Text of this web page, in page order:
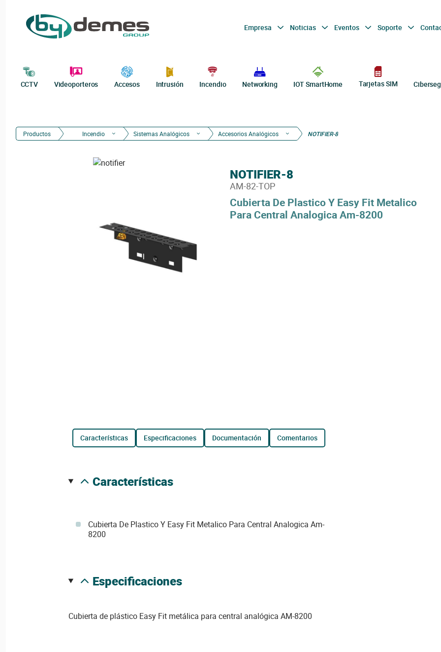
Empresa Noticias Eventos Soporte
CCTV Videoporteros Accesos Intrusión Incendio Networking IOT SmartHome Tarjetas SIM
Productos Incendio Sistemas Analógicos Accesorios Analógicos NOTIFIER-8
Cubierta De Plastico Y Easy Fit Metalico
Para Central Analogica Am-8200
NOTIFIER-8
AM-82-TOP
características especificaciones documentación comentarios
características
Cubierta De Plastico Y Easy Fit Metalico Para Central Analogica Am-
8200
especificaciones
Cubierta de plástico Easy Fit metálica para central analógica AM-8200